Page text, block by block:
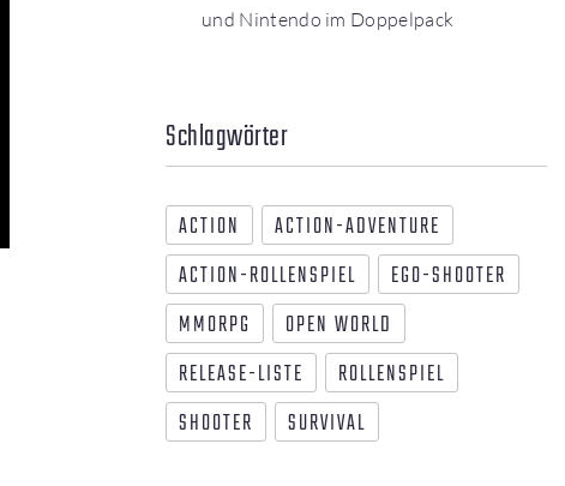
und Nintendo im Doppelpack
Schlagwörter
ACTION
ACTION-ADVENTURE
ACTION-ROLLENSPIEL
EGO-SHOOTER
MMORPG
OPEN WORLD
RELEASE-LISTE
ROLLENSPIEL
SHOOTER
SURVIVAL